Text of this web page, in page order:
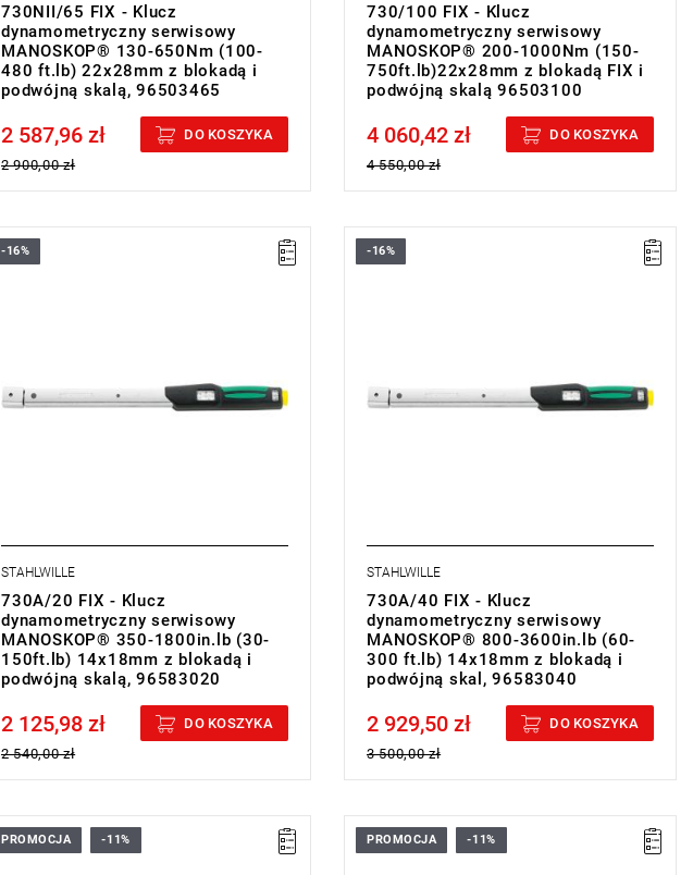
730NII/65 FIX - Klucz
dynamometryczny serwisowy
MANOSKOP® 130-650Nm (100-
480 ft.lb) 22x28mm z blokadą i
podwójną skalą, 96503465
Price tax included
2 587,96 zł
2 900,00 zł
DO KOSZYKA
730/100 FIX - Klucz
dynamometryczny serwisowy
MANOSKOP® 200-1000Nm (150-
750ft.lb)22x28mm z blokadą FIX i
podwójną skalą 96503100
Price tax included
4 060,42 zł
4 550,00 zł
DO KOSZYKA
-16%
STAHLWILLE
730A/20 FIX - Klucz
dynamometryczny serwisowy
MANOSKOP® 350-1800in.lb (30-
150ft.lb) 14x18mm z blokadą i
podwójną skalą, 96583020
Price tax included
2 125,98 zł
2 540,00 zł
DO KOSZYKA
-16%
STAHLWILLE
730A/40 FIX - Klucz
dynamometryczny serwisowy
MANOSKOP® 800-3600in.lb (60-
300 ft.lb) 14x18mm z blokadą i
podwójną skal, 96583040
Price tax included
2 929,50 zł
3 500,00 zł
DO KOSZYKA
PROMOCJA -11% PROMOCJA -11%